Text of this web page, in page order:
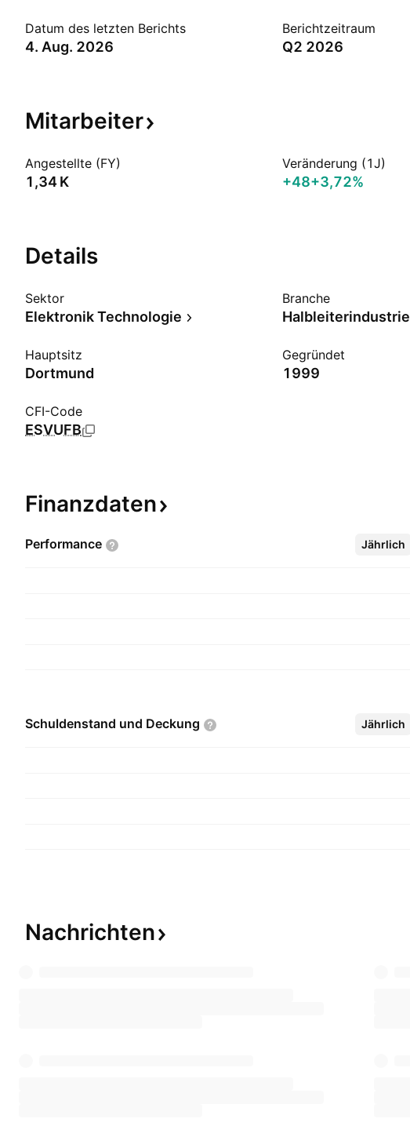
Datum des letzten Berichts
4. Aug. 2026
Berichtzeitraum
Q2 2026
Mitarbeiter
Angestellte (FY)
‪1,34 K‬
Veränderung (1J)
+48+3,72%
Details
Sektor
Elektronik Technologie
Branche
Halbleiterindustrie
Hauptsitz
Dortmund
Gegründet
1999
CFI-Code
ESVUFB
Finanzdaten
Performance Jährlich
Mehr
Schuldenstand und Deckung Jährlich
Mehr
Nachrichten